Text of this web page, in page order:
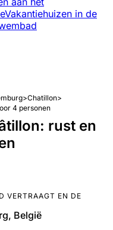
Vakantiehuizen in de
>Chatillon>
4 personen
rust en
VERTRAAGT EN DE
België